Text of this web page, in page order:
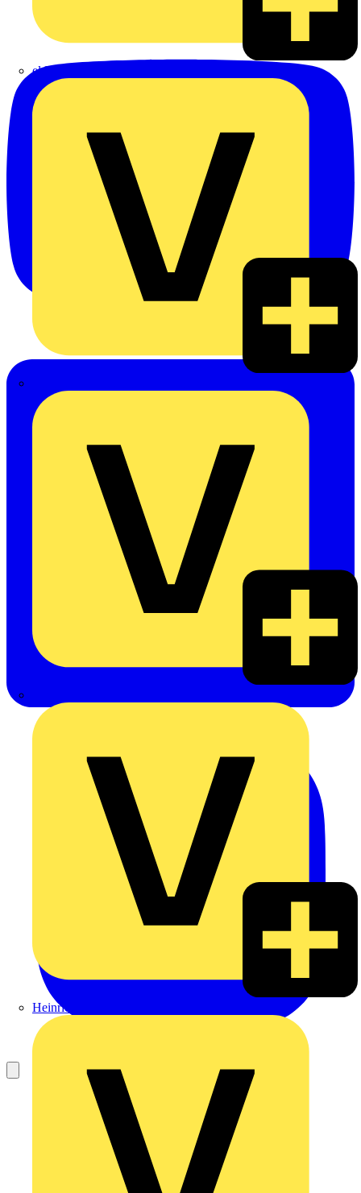
eldis electro distributor GmbH
Heinrich Häusler GmbH